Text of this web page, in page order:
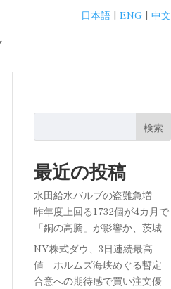
日本語| ENG| 中文
検索
最近の投稿
水田給水バルブの盗難急増
昨年度上回る1732個が4カ月で
「銅の高騰」が影響か、茨城
NY株式ダウ、3日連続最高
値 ホルムズ海峡めぐる暫定
合意への期待感で買い注文優